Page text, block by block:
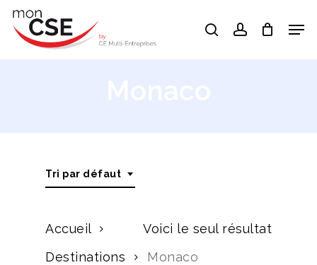
Skip
searchaccount
Tri par défaut
Voici le seul résultat
Accueil
Destinations
Monaco